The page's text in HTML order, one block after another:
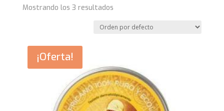
Mostrando los 3 resultados
¡Oferta!